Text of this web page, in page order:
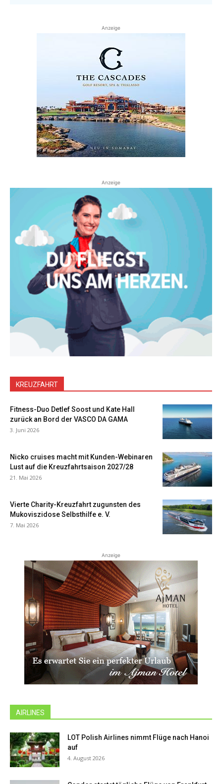
Anzeige
Anzeige
KREUZFAHRT
Fitness-Duo Detlef Soost und Kate Hall
zurück an Bord der VASCO DA GAMA
3. Juni 2026
Nicko cruises macht mit Kunden-Webinaren
Lust auf die Kreuzfahrtsaison 2027/28
21. Mai 2026
Vierte Charity-Kreuzfahrt zugunsten des
Mukoviszidose Selbsthilfe e. V.
7. Mai 2026
Anzeige
AIRLINES
LOT Polish Airlines nimmt Flüge nach Hanoi
auf
4. August 2026